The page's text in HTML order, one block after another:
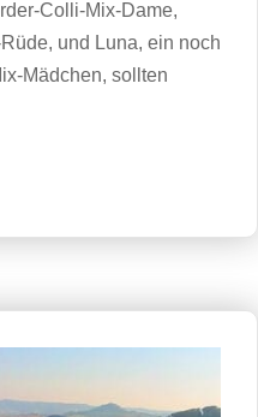
Colli-Mix-Dame,
und Luna, ein noch
Mädchen, sollten